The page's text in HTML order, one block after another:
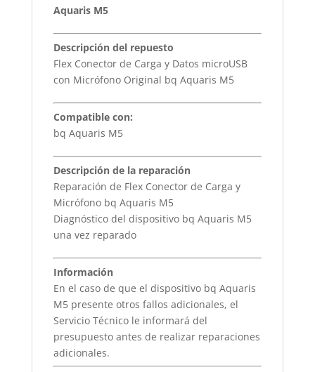
Aquaris M5
Descripción del repuesto
Flex Conector de Carga y Datos microUSB
con Micrófono Original bq Aquaris M5
Compatible con:
bq Aquaris M5
Descripción de la reparación
Reparación de Flex Conector de Carga y
Micrófono bq Aquaris M5
Diagnóstico del dispositivo bq Aquaris M5
una vez reparado
Información
En el caso de que el dispositivo bq Aquaris
M5 presente otros fallos adicionales, el
Servicio Técnico le informará del
presupuesto antes de realizar reparaciones
adicionales.